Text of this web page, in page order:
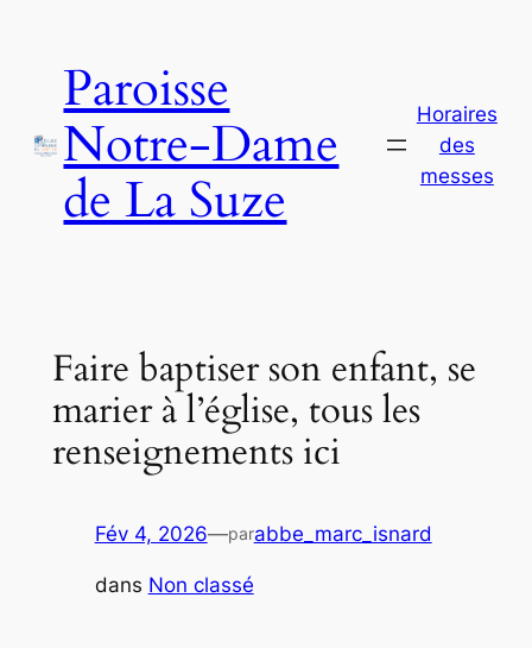
contenuParoisse
Notre-Dame
de La Suze
Horaires
des
messes
Faire baptiser son enfant, se
marier à l’église, tous les
renseignements ici
Fév 4, 2026—parabbe_marc_isnard
dans Non classé